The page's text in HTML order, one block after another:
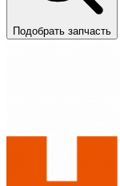
Подобрать запчасть